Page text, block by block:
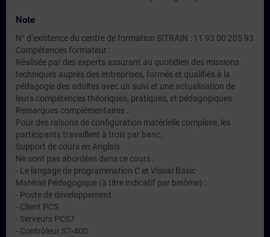
Note
N° d’existence du centre de formation SITRAIN : 11 93 00 205 93
Compétences formateur :
Réalisée par des experts assurant au quotidien des missions
techniques auprès des entreprises, formés et qualifiés à la
pédagogie des adultes avec un suivi et une actualisation de
leurs compétences théoriques, pratiques, et pédagogiques.
Remarques complémentaires :
Pour des raisons de configuration matérielle complexe, les
participants travaillent à trois par banc.
Support de cours en Anglais
Ne sont pas abordées dans ce cours :
- Le langage de programmation C et Visual Basic
Matériel Pédagogique (à titre indicatif par binôme) :
- Poste de développement
- Client PCS
- Serveurs PCS7
- Contrôleur S7-400